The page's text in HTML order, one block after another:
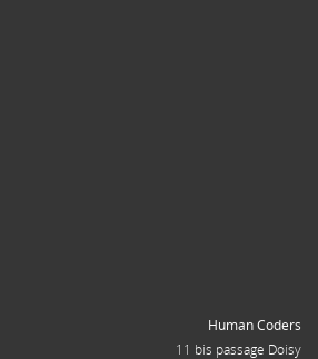
Human Coders
11 bis passage Doisy